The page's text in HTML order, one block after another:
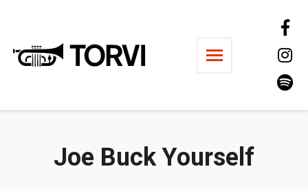
Ravintola Torvi
Joe Buck Yourself